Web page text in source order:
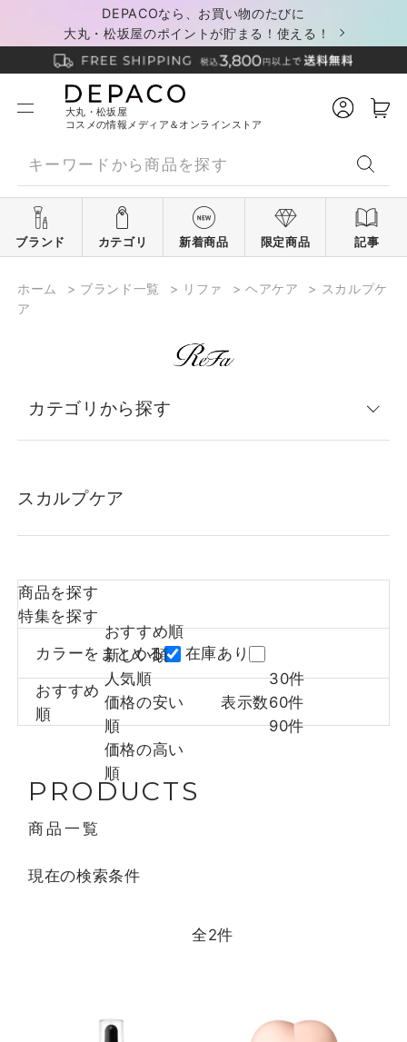
DEPACOなら、お買い物のたびに
大丸・松坂屋のポイントが貯まる！使える！
大丸・松坂屋
コスメの情報メディア＆オンラインストア
ブランド カテゴリ 新着商品 限定商品 記事
ホーム > ブランド一覧 > リファ >ヘアケア > スカルプケ
ア
カテゴリから探す
スカルプケア
商品を探す
特集を探す
カラーをまとめる 在庫あり
おすすめ
順
おすすめ順
新しい順
人気順
価格の安い
順
価格の高い
順
表示数
30件
60件
90件
PRODUCTS
商品一覧
現在の検索条件
全2件